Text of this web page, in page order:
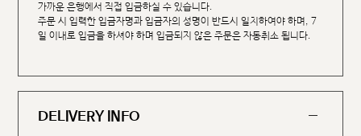
가까운 은행에서 직접 입금하실 수 있습니다.
주문 시 입력한 입금자명과 입금자의 성명이 반드시 일치하여야 하며, 7
일 이내로 입금을 하셔야 하며 입금되지 않은 주문은 자동취소 됩니다.
DELIVERY INFO